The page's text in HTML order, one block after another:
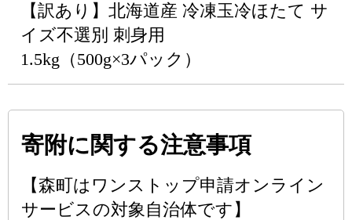
【訳あり】北海道産 冷凍玉冷ほたて サ
イズ不選別 刺身用
1.5kg（500g×3パック）
寄附に関する注意事項
【森町はワンストップ申請オンライン
サービスの対象自治体です】